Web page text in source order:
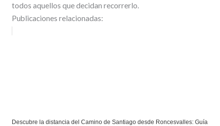
todos aquellos que decidan recorrerlo.
Publicaciones relacionadas:
Descubre la distancia del Camino de Santiago desde Roncesvalles: Guía